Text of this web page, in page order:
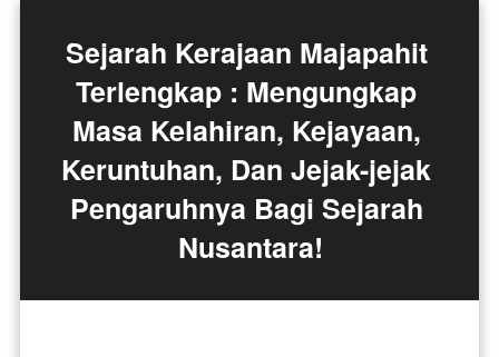
Sejarah Kerajaan Majapahit
Terlengkap : Mengungkap
Masa Kelahiran, Kejayaan,
Keruntuhan, Dan Jejak-jejak
Pengaruhnya Bagi Sejarah
Nusantara!